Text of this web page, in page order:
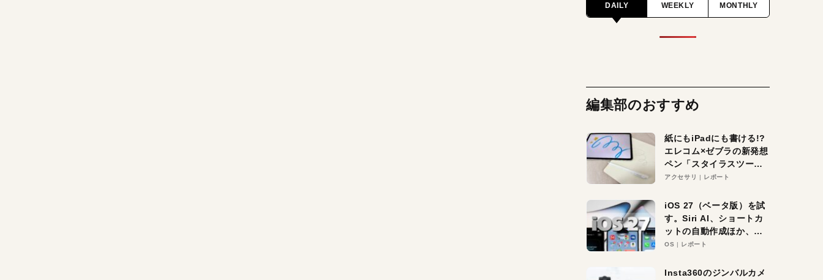
DAILY WEEKLY MONTHLY
編集部のおすすめ
紙にもiPadにも書ける!?
エレコム×ゼブラの新発想
ペン「スタイラスツーウ
ェイ」レビュー。持ち替
アクセサリ レポート
iOS 27（ベータ版）を試
す。Siri AI、ショートカ
ットの自動作成ほか、期
待大の便利機能5選。
る未来はすぐそこ！
OS レポート
Insta360のジンバルカメ